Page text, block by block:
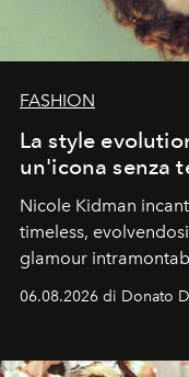
FASHION
La style
un'icona senza
Nicole Kidman
timeless,
glamour
Italia la sua style
06.08.2026 di Donato